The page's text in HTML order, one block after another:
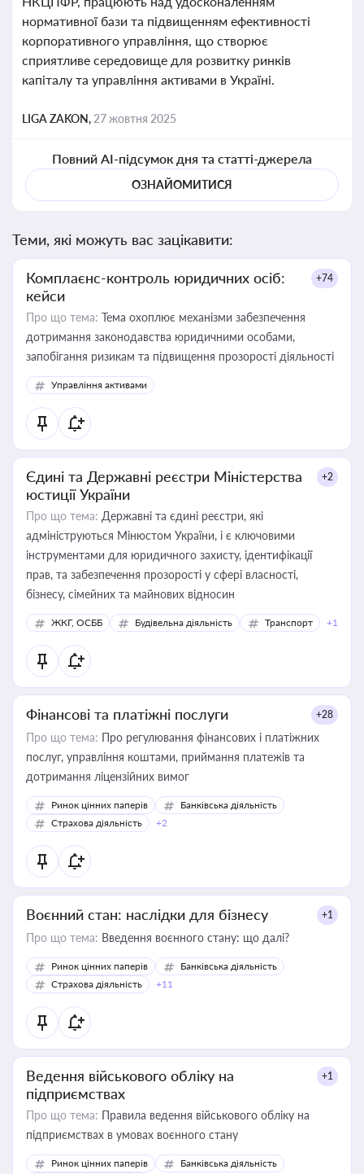
нормативної бази та підвищенням ефективності
корпоративного управління, що створює
сприятливе середовище для розвитку ринків
капіталу та управління активами в Україні.
LIGA ZAKON, 27 жовтня 2025
Повний AI-підсумок дня та статті-джерела
ОЗНАЙОМИТИСЯ
Теми, які можуть вас зацікавити:
Комплаєнс-контроль юридичних осіб:
кейси
+74
Про що тема: Тема охоплює механізми забезпечення
дотримання законодавства юридичними особами,
запобігання ризикам та підвищення прозорості діяльності
Управління активами
Єдині та Державні реєстри Міністерства
юстиції України
+2
Про що тема: Державні та єдині реєстри, які
адмініструються Мінюстом України, і є ключовими
інструментами для юридичного захисту, ідентифікації
прав, та забезпечення прозорості у сфері власності,
бізнесу, сімейних та майнових відносин
ЖКГ, ОСББ Будівельна діяльність Транспорт +1
Фінансові та платіжні послуги +28
Про що тема: Про регулювання фінансових і платіжних
послуг, управління коштами, приймання платежів та
дотримання ліцензійних вимог
Ринок цінних паперів
Банківська діяльність
Страхова діяльність
+2
Воєнний стан: наслідки для бізнесу +1
Про що тема: Введення воєнного стану: що далі?
Ринок цінних паперів
Банківська діяльність
Страхова діяльність
+11
Ведення військового обліку на
підприємствах
+1
Про що тема: Правила ведення військового обліку на
підприємствах в умовах воєнного стану
Ринок цінних паперів
Банківська діяльність